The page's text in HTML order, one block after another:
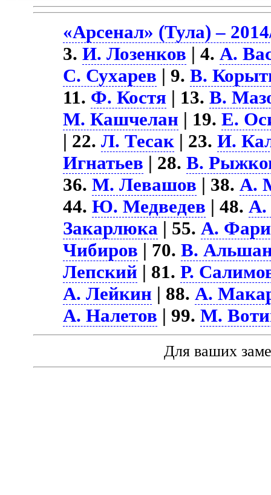
«Арсенал» (Тула) –
3.И. Лозенков | 4.А.
С. Сухарев | 9.В.
11. Ф. Костя | 13.В.
М. Кашчелан | 19.Е.
| 22.Л. Тесак | 23.И.
Игнатьев | 28.В.
36.М. Левашов | 38.А.
44.Ю. Медведев | 48.А.
Закарлюка | 55.А.
Чибиров | 70.В.
Лепский | 81.Р.
А. Лейкин | 88.А.
А. Налетов | 99.М.
Для ваших